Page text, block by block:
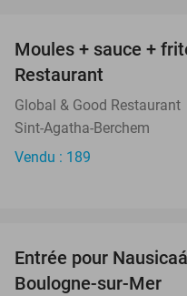
Moules + sauce +
Restaurant
Global & Good Restaurant
Sint-Agatha-Berchem
Vendu : 189
Entrée pour
Boulogne-sur-Mer